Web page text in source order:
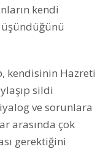
kendi
kendisinin Hazreti
sildi
ve sorunlara
arasında çok
gerektiğini